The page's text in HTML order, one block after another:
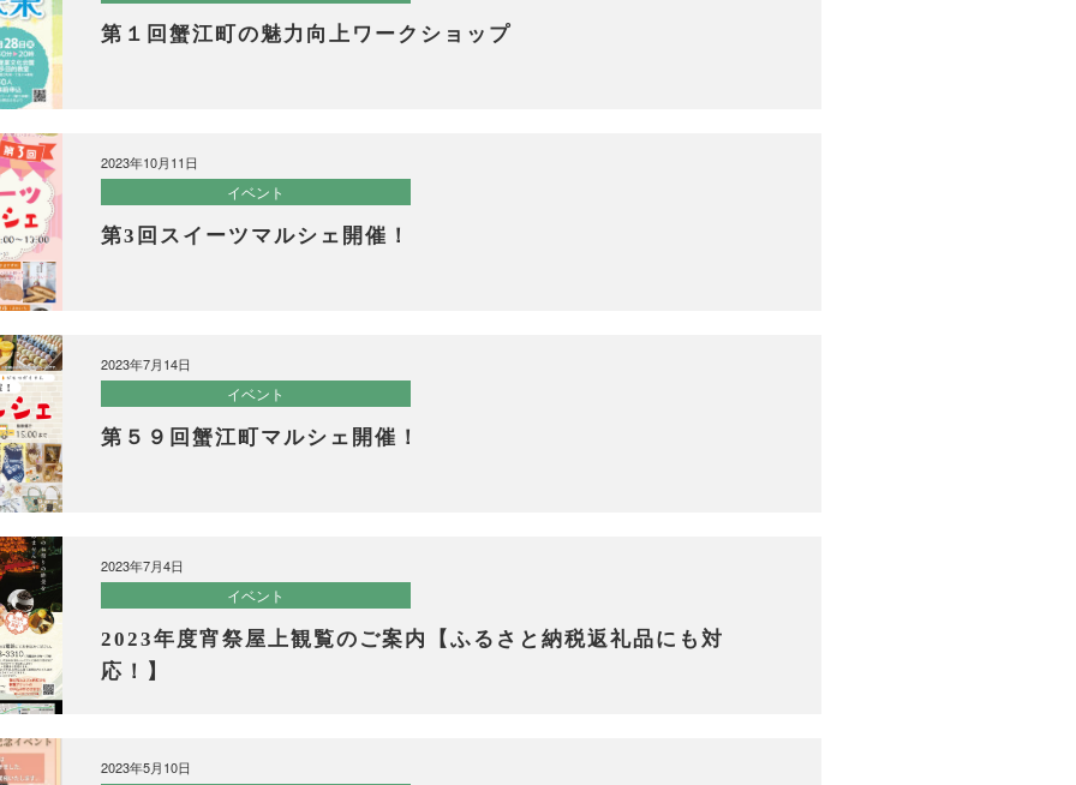
第１回蟹江町の魅力向上ワークショップ
2023年10月11日
イベント
第3回スイーツマルシェ開催！
2023年7月14日
イベント
第５９回蟹江町マルシェ開催！
2023年7月4日
イベント
2023年度宵祭屋上観覧のご案内【ふるさと納税返礼品にも対
応！】
2023年5月10日